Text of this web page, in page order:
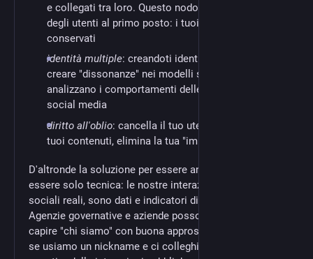
e collegati tra loro. Questo nodo mette la privacy
degli utenti al primo posto: i tuoi dati non vengono
conservati
identità multiple: creandoti identità multiple puoi
creare "dissonanze" nei modelli statistici che
analizzano i comportamenti delle persone sui
social media
diritto all'oblio: cancella il tuo utente, cancella i
tuoi contenuti, elimina la tua "impronta" dal nodo
D'altronde la soluzione per essere anonimi non può
essere solo tecnica: le nostre interazioni, le nostre reti
sociali reali, sono dati e indicatori di chi siamo.
Agenzie governative e aziende possono arrivare a
capire "chi siamo" con buona approssimazione anche
se usiamo un nickname e ci colleghiamo tramite TOR,